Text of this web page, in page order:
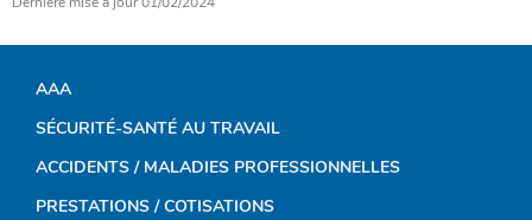
MENU
DE
NAVIGATION
AAA
SÉCURITÉ-SANTÉ AU TRAVAIL
ACCIDENTS / MALADIES PROFESSIONNELLES
PRESTATIONS / COTISATIONS